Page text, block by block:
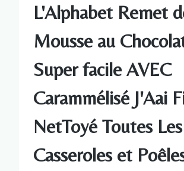
L'Alphabet Remet
Mousse au
Super facile AVEC
Carammélisé J'Aai
NetToyé Toutes Les
Casseroles et